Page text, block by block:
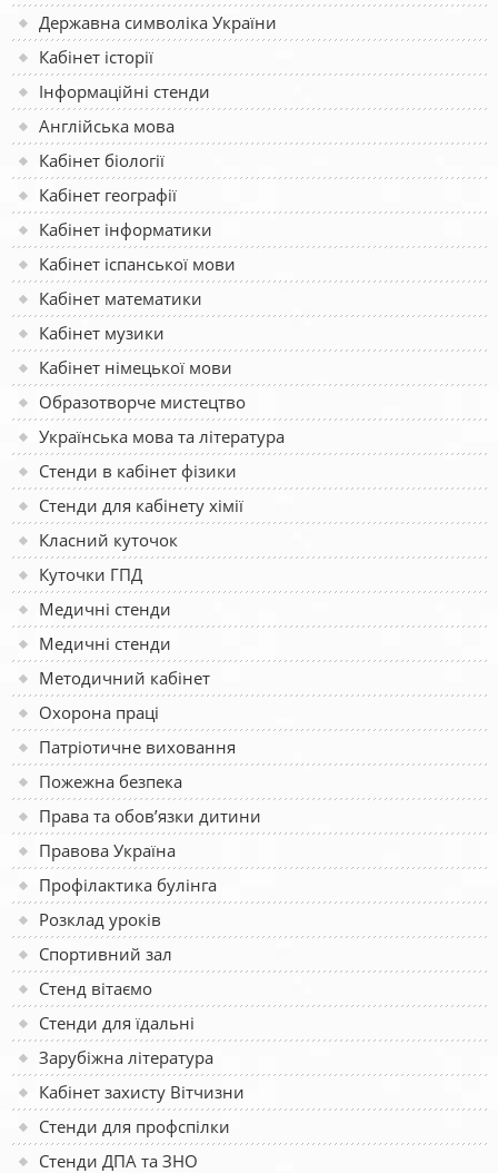
Державна символіка України
Кабінет історії
Інформаційні стенди
Англійська мова
Кабінет біології
Кабінет географії
Кабінет інформатики
Кабінет іспанської мови
Кабінет математики
Кабінет музики
Кабінет німецької мови
Образотворче мистецтво
Українська мова та література
Стенди в кабінет фізики
Стенди для кабінету хімії
Класний куточок
Куточки ГПД
Медичні стенди
Медичні стенди
Методичний кабінет
Охорона праці
Патріотичне виховання
Пожежна безпека
Права та обов’язки дитини
Правова Україна
Профілактика булінга
Розклад уроків
Спортивний зал
Стенд вітаємо
Стенди для їдальні
Зарубіжна література
Кабінет захисту Вітчизни
Стенди для профспілки
Стенди ДПА та ЗНО